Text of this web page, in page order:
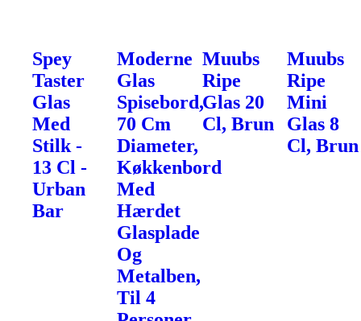
Spey
Taster
Glas
Med
Stilk -
13 Cl -
Urban
Bar
Moderne
Glas
Spisebord,
70 Cm
Diameter,
Køkkenbord
Med
Hærdet
Glasplade
Og
Metalben,
Til 4
Muubs
Ripe
Glas 20
Cl, Brun
Muubs
Ripe
Mini
Glas 8
Cl, Brun